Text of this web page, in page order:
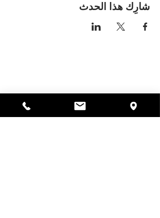
شارِك هذا الحدث
ماساتشوستس 01440
978-364-0920